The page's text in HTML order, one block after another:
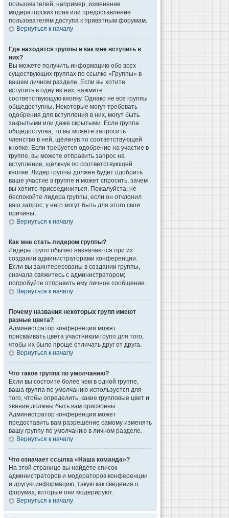
пользователей, например, изменение
модераторских прав или предоставление
пользователям доступа к приватным форумам.
Вернуться к началу
Где находятся группы и как мне вступить в
них?
Вы можете получить информацию обо всех
существующих группах по ссылке «Группы» в
вашем личном разделе. Если вы хотите
вступить в одну из них, нажмите
соответствующую кнопку. Однако не все группы
общедоступны. Некоторые могут требовать
одобрения для вступления в них, могут быть
закрытыми или даже скрытыми. Если группа
общедоступна, то вы можете запросить
членство в ней, щёлкнув по соответствующей
кнопке. Если требуется одобрение на участие в
группе, вы можете отправить запрос на
вступление, щёлкнув по соответствующей
кнопке. Лидер группы должен будет одобрить
ваше участие в группе и может спросить, зачем
вы хотите присоединиться. Пожалуйста, не
беспокойте лидера группы, если он отклонил
ваш запрос; у него могут быть для этого свои
причины.
Вернуться к началу
Как мне стать лидером группы?
Лидеры групп обычно назначаются при их
создании администраторами конференции.
Если вы заинтересованы в создании группы,
сначала свяжитесь с администратором;
попробуйте отправить ему личное сообщение.
Вернуться к началу
Почему названия некоторых групп имеют
разные цвета?
Администратор конференции может
присваивать цвета участникам групп для того,
чтобы их было проще отличать друг от друга.
Вернуться к началу
Что такое группа по умолчанию?
Если вы состоите более чем в одной группе,
ваша группа по умолчанию используется для
того, чтобы определить, какие групповые цвет и
звание должны быть вам присвоены.
Администратор конференции может
предоставить вам разрешение самому изменять
вашу группу по умолчанию в личном разделе.
Вернуться к началу
Что означает ссылка «Наша команда»?
На этой странице вы найдёте список
администраторов и модераторов конференции
и другую информацию, такую как сведения о
форумах, которые они модерируют.
Вернуться к началу